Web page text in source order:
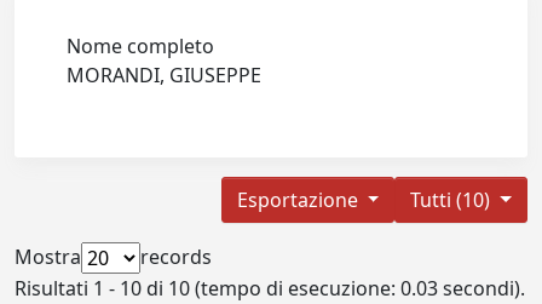
Nome completo
MORANDI, GIUSEPPE
Tutti (10)
Esportazione
Mostra
records
Risultati 1 - 10 di 10 (tempo di esecuzione: 0.03 secondi).